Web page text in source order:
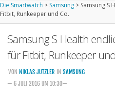
Startseite
Kommende Smartwatches
Marken und Modelle
Handytarife
Die Smartwatch > Samsung > Samsung S
Fitbit, Runkeeper und Co.
Samsung S Health
für Fitbit, Runkeeper
VON NIKLAS JUTZLER IN SAMSUNG
— 6 JULI 2016 UM 10:30—